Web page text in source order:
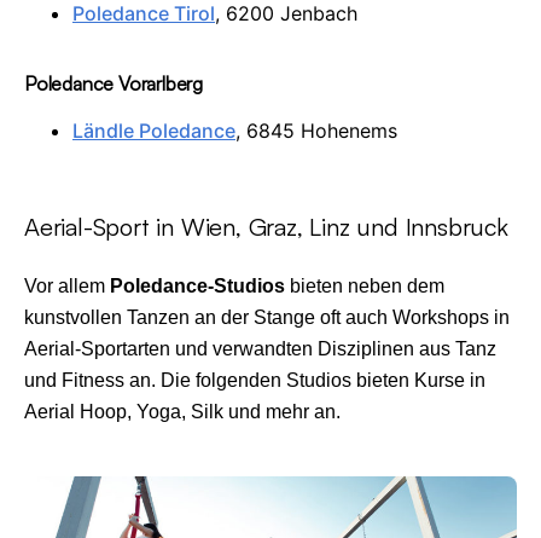
Poledance Tirol, 6200 Jenbach
Poledance Vorarlberg
Ländle Poledance, 6845 Hohenems
Aerial-Sport in Wien, Graz, Linz und Innsbruck
Vor allem Poledance-Studios bieten neben dem
kunstvollen Tanzen an der Stange oft auch Workshops in
Aerial-Sportarten und verwandten Disziplinen aus Tanz
und Fitness an. Die folgenden Studios bieten Kurse in
Aerial Hoop, Yoga, Silk und mehr an.